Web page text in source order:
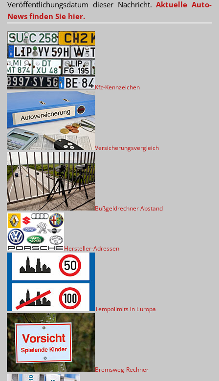
Veröffentlichungsdatum dieser Nachricht.Aktuelle Auto-
News finden Sie hier.
Kfz-Kennzeichen
Versicherungsvergleich
Bußgeldrechner Abstand
Hersteller-Adressen
Tempolimits in Europa
Bremsweg-Rechner